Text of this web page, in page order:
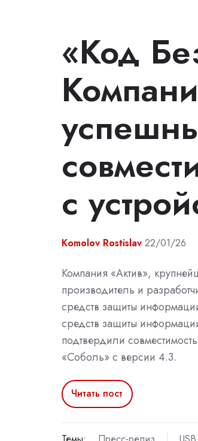
«Код
c
Komolov Rostislav 22/01/26
Компания «Актив»,
производитель и
средств защиты
средств защиты
подтвердили
«Соболь» с версии 4.3.
Читать пост